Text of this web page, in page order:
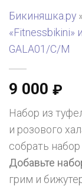
Бикиняшка.ру »
«Fitnessbikini»
GALA01/C/M
9 000 ₽
Набор из
и розового
собрать
Добавьте
грим и